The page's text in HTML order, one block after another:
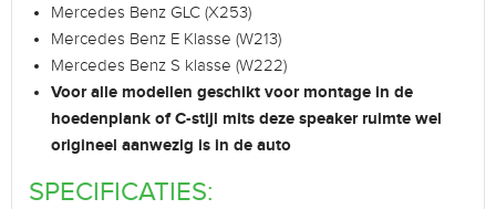
Mercedes Benz GLC (X253)
Mercedes Benz E Klasse (W213)
Mercedes Benz S klasse (W222)
Voor alle modellen geschikt voor montage in de
hoedenplank of C-stijl mits deze speaker ruimte wel
origineel aanwezig is in de auto
SPECIFICATIES: